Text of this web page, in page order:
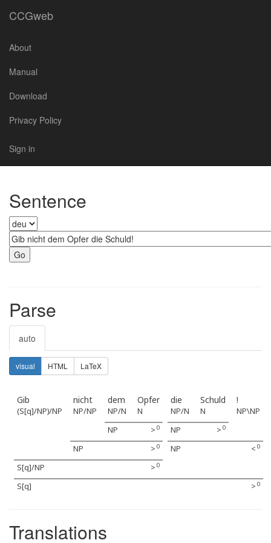
CCGweb
About
Manual
Download
Privacy Policy
Sign in
Sentence
Go
Parse
auto
visual HTML LaTeX
Gib
(S[q]/NP)/NP
nicht
NP/NP
dem
NP/N
Opfer
N
NP
> 0
NP > 0
S[q]/NP > 0
die
NP/N
Schuld
N
NP
> 0
!
NP\NP
NP < 0
S[q] > 0
Translations